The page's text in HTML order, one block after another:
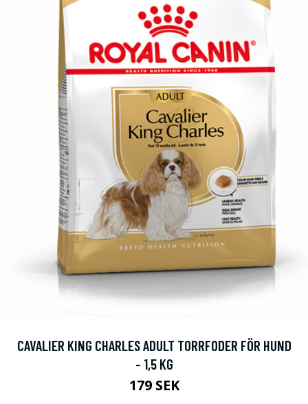
CAVALIER KING CHARLES ADULT TORRFODER FÖR HUND
- 1,5 KG
179 SEK